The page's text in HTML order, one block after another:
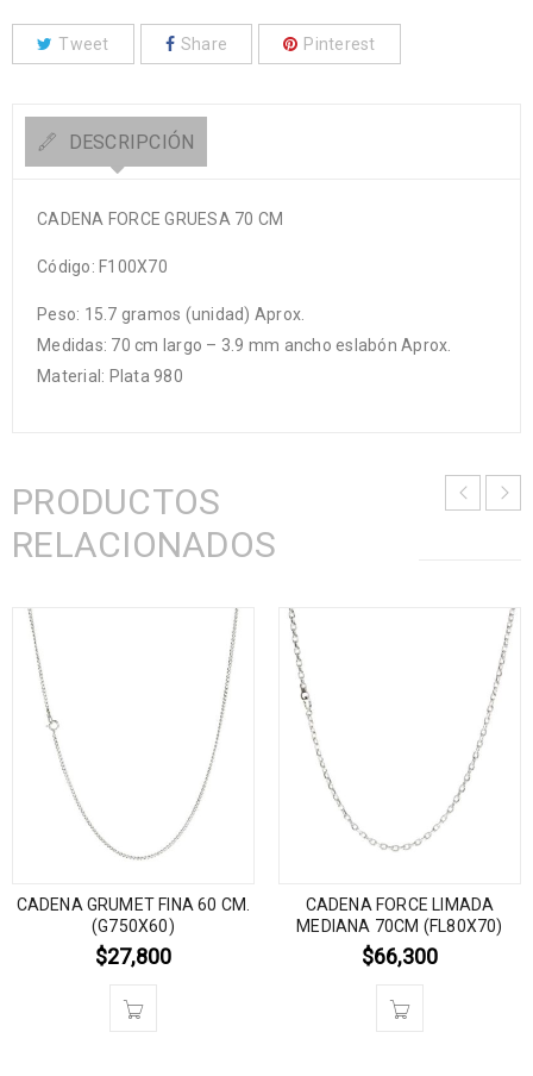
Tweet Share Pinterest
DESCRIPCIÓN
CADENA FORCE GRUESA 70 CM
Código: F100X70
Peso: 15.7 gramos (unidad) Aprox.
Medidas: 70 cm largo – 3.9 mm ancho eslabón Aprox.
Material: Plata 980
PRODUCTOS
RELACIONADOS
CADENA GRUMET FINA 60 CM.
(G750X60)
$27,800
CADENA FORCE LIMADA
MEDIANA 70CM (FL80X70)
$66,300